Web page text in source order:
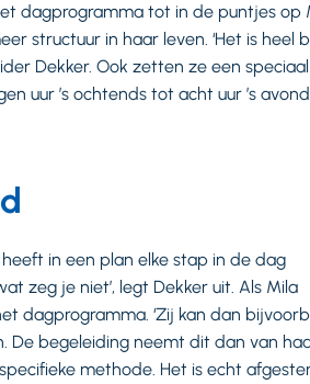
dagprogramma tot in de puntjes op
structuur in haar leven. ‘Het is heel
Dekker. Ook zetten ze een
uur ’s ochtends tot acht uur ’s
in een plan elke stap in de dag
zeg je niet’, legt Dekker uit. Als Mila
dagprogramma. ‘Zij kan dan
begeleiding neemt dit dan van
methode. Het is echt